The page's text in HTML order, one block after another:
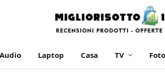
Audio Laptop Casa TV